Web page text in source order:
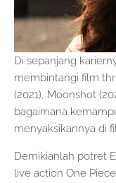
Di sepanjang
membintangi film
(2021), Moonshot
bagaimana
menyaksikannya di
Demikianlah potret
live action One